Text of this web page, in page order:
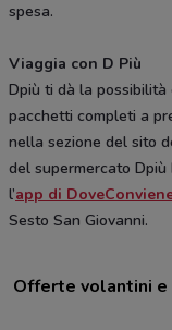
spesa.
Viaggia con D Più
Dpiù ti dà la possibilità
pacchetti completi a
nella sezione del sito
del supermercato
l’app di
Sesto San Giovanni.
Offerte volantini